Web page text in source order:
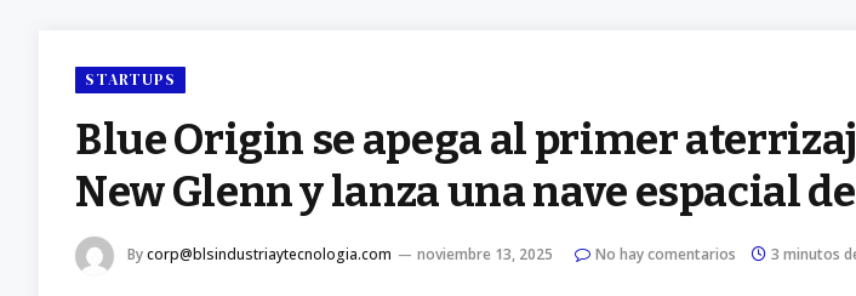
STARTUPS
Blue Origin se apega al primer
New Glenn y lanza una nave espacial
Bycorp@blsindustriaytecnologia.com noviembre 13, 2025 No hay comentarios 3 minutos